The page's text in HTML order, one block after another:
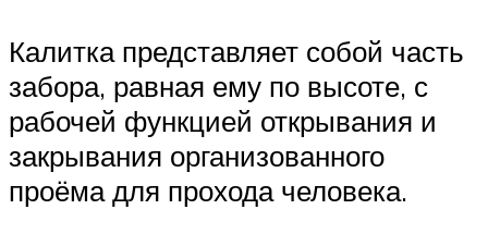
Калитка представляет собой часть
забора, равная ему по высоте, с
рабочей функцией открывания и
закрывания организованного
проёма для прохода человека.